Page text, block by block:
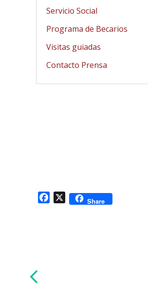
Servicio Social
Programa de Becarios
Visitas guiadas
Contacto Prensa
Facebook
X Share